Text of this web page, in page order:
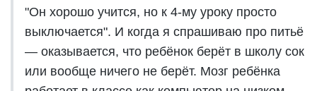
"Он хорошо учится, но к 4-му уроку просто
выключается". И когда я спрашиваю про питьё
— оказывается, что ребёнок берёт в школу сок
или вообще ничего не берёт. Мозг ребёнка